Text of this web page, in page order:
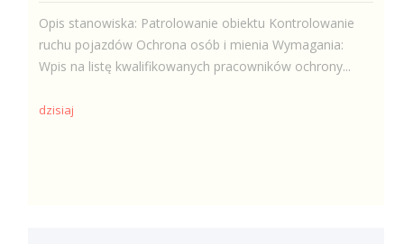
Opis stanowiska: Patrolowanie obiektu Kontrolowanie
ruchu pojazdów Ochrona osób i mienia Wymagania:
Wpis na listę kwalifikowanych pracowników ochrony...
dzisiaj